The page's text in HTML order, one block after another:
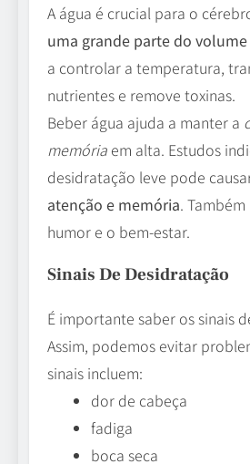
A água é crucial para o
uma grande parte do
a controlar a temperatura,
nutrientes e remove toxinas.
Beber água ajuda a manter a
memória em alta. Estudos
desidratação leve pode
atenção e memória.
humor e o bem-estar.
Sinais De Desidratação
É importante saber os sinais
Assim, podemos evitar
sinais incluem:
dor de cabeça
fadiga
boca seca